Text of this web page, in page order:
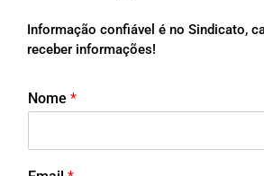
Informação confiável é no Sindicato,
receber informações!
Nome *